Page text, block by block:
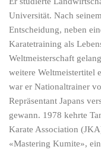
Universität. Nach
Entscheidung, neben
Karatetraining als
Weltmeisterschaft
weitere Weltmeistertitel
war er Nationaltrainer
Repräsentant Japans
gewann. 1978 kehrte
Karate Association
«Mastering Kumite»,